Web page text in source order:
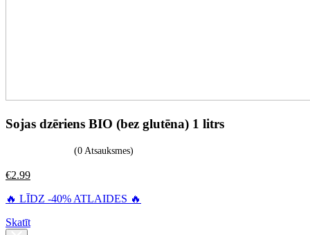
Sojas dzēriens BIO (bez glutēna) 1 litrs
(0 Atsauksmes)
€2.99
🔥 LĪDZ -40% ATLAIDES 🔥
Skatīt